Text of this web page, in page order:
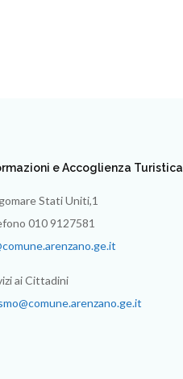
e Accoglienza Turistica
Stati Uniti,1
010 9127581
ai Cittadini